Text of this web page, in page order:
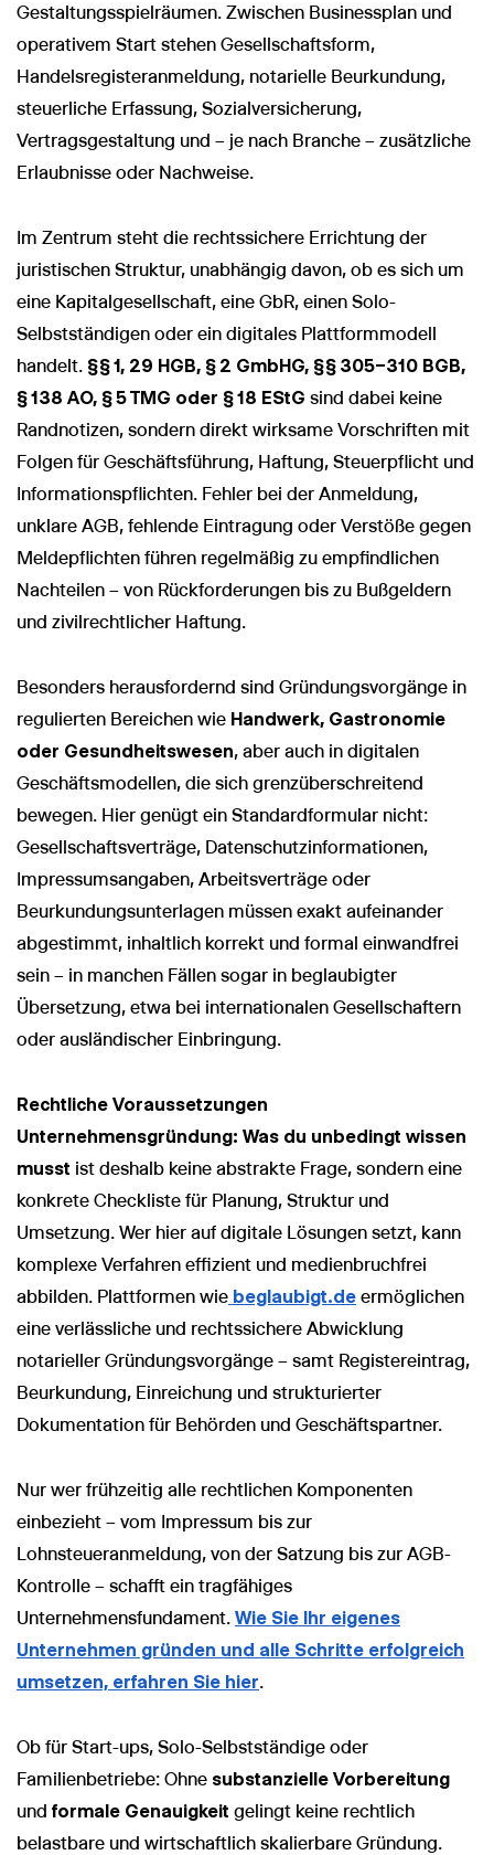
Gestaltungsspielräumen. Zwischen Businessplan und
operativem Start stehen Gesellschaftsform,
Handelsregisteranmeldung, notarielle Beurkundung,
steuerliche Erfassung, Sozialversicherung,
Vertragsgestaltung und – je nach Branche – zusätzliche
Erlaubnisse oder Nachweise.
Im Zentrum steht die rechtssichere Errichtung der
juristischen Struktur, unabhängig davon, ob es sich um
eine Kapitalgesellschaft, eine GbR, einen Solo-
Selbstständigen oder ein digitales Plattformmodell
handelt. §§ 1, 29 HGB, § 2 GmbHG, §§ 305–310 BGB,
§ 138 AO, § 5 TMG oder § 18 EStG sind dabei keine
Randnotizen, sondern direkt wirksame Vorschriften mit
Folgen für Geschäftsführung, Haftung, Steuerpflicht und
Informationspflichten. Fehler bei der Anmeldung,
unklare AGB, fehlende Eintragung oder Verstöße gegen
Meldepflichten führen regelmäßig zu empfindlichen
Nachteilen – von Rückforderungen bis zu Bußgeldern
und zivilrechtlicher Haftung.
Besonders herausfordernd sind Gründungsvorgänge in
regulierten Bereichen wie Handwerk, Gastronomie
oder Gesundheitswesen, aber auch in digitalen
Geschäftsmodellen, die sich grenzüberschreitend
bewegen. Hier genügt ein Standardformular nicht:
Gesellschaftsverträge, Datenschutzinformationen,
Impressumsangaben, Arbeitsverträge oder
Beurkundungsunterlagen müssen exakt aufeinander
abgestimmt, inhaltlich korrekt und formal einwandfrei
sein – in manchen Fällen sogar in beglaubigter
Übersetzung, etwa bei internationalen Gesellschaftern
oder ausländischer Einbringung.
Rechtliche Voraussetzungen
Unternehmensgründung: Was du unbedingt wissen
musst ist deshalb keine abstrakte Frage, sondern eine
konkrete Checkliste für Planung, Struktur und
Umsetzung. Wer hier auf digitale Lösungen setzt, kann
komplexe Verfahren effizient und medienbruchfrei
abbilden. Plattformen wie beglaubigt.de ermöglichen
eine verlässliche und rechtssichere Abwicklung
notarieller Gründungsvorgänge – samt Registereintrag,
Beurkundung, Einreichung und strukturierter
Dokumentation für Behörden und Geschäftspartner.
Nur wer frühzeitig alle rechtlichen Komponenten
einbezieht – vom Impressum bis zur
Lohnsteueranmeldung, von der Satzung bis zur AGB-
Kontrolle – schafft ein tragfähiges
Unternehmensfundament. Wie Sie Ihr eigenes
Unternehmen gründen und alle Schritte erfolgreich
umsetzen, erfahren Sie hier.
Ob für Start-ups, Solo-Selbstständige oder
Familienbetriebe: Ohne substanzielle Vorbereitung
und formale Genauigkeit gelingt keine rechtlich
belastbare und wirtschaftlich skalierbare Gründung.